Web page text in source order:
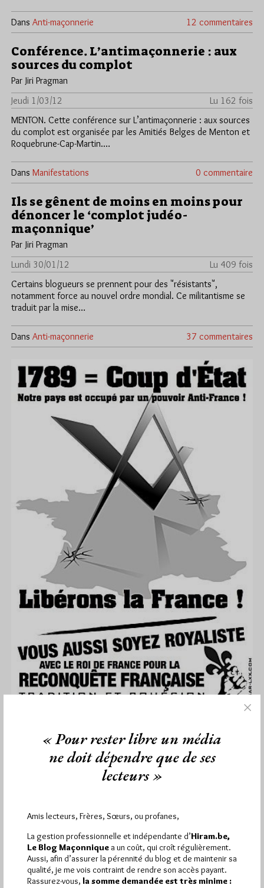
Dans Anti-maçonnerie 12 commentaires
Conférence. L’antimaçonnerie : aux
sources du complot
Par Jiri Pragman
Jeudi 1/03/12
Lu 162 fois
MENTON. Cette conférence sur L’antimaçonnerie : aux sources
du complot est organisée par les Amitiés Belges de Menton et
Roquebrune-Cap-Martin.…
Dans Manifestations 0 commentaire
Ils se gênent de moins en moins pour
dénoncer le ‘complot judéo-
maçonnique’
Par Jiri Pragman
Lundi 30/01/12
Lu 409 fois
Certains blogueurs se prennent pour des "résistants",
notamment force au nouvel ordre mondial. Ce militantisme se
traduit par la mise…
Dans Anti-maçonnerie 37 commentaires
Maçons)!
par un…
DansAnti-maçonnerie 5 commentaires
Ils aiment propager l’image d’un
‘tueur franc-maçon’
« Pour rester libre un média
ne doit dépendre que de ses
lecteurs »
Amis lecteurs, Frères, Sœurs, ou profanes,
La gestion professionnelle et indépendante d’Hiram.be,
Le Blog Maçonnique a un coût, qui croît régulièrement.
Aussi, afin d’assurer la pérennité du blog et de maintenir sa
qualité, je me vois contraint de rendre son accès payant.
Rassurez-vous, la somme demandée est très minime :